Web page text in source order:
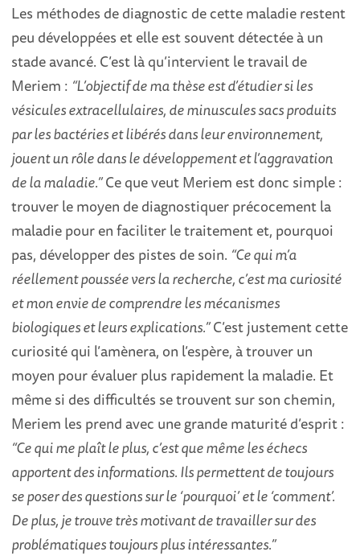
Les méthodes de diagnostic de cette maladie restent
peu développées et elle est souvent détectée à un
stade avancé. C’est là qu’intervient le travail de
Meriem : “L’objectif de ma thèse est d’étudier si les
vésicules extracellulaires, de minuscules sacs produits
par les bactéries et libérés dans leur environnement,
jouent un rôle dans le développement et l’aggravation
de la maladie.”Ce que veut Meriem est donc simple :
trouver le moyen de diagnostiquer précocement la
maladie pour en faciliter le traitement et, pourquoi
pas, développer des pistes de soin. “Ce qui m’a
réellement poussée vers la recherche, c’est ma curiosité
et mon envie de comprendre les mécanismes
biologiques et leurs explications.”C’est justement cette
curiosité qui l’amènera, on l’espère, à trouver un
moyen pour évaluer plus rapidement la maladie. Et
même si des difficultés se trouvent sur son chemin,
Meriem les prend avec une grande maturité d’esprit :
“Ce qui me plaît le plus, c’est que même les échecs
apportent des informations. Ils permettent de toujours
se poser des questions sur le ‘pourquoi’ et le ‘comment’.
De plus, je trouve très motivant de travailler sur des
problématiques toujours plus intéressantes.”